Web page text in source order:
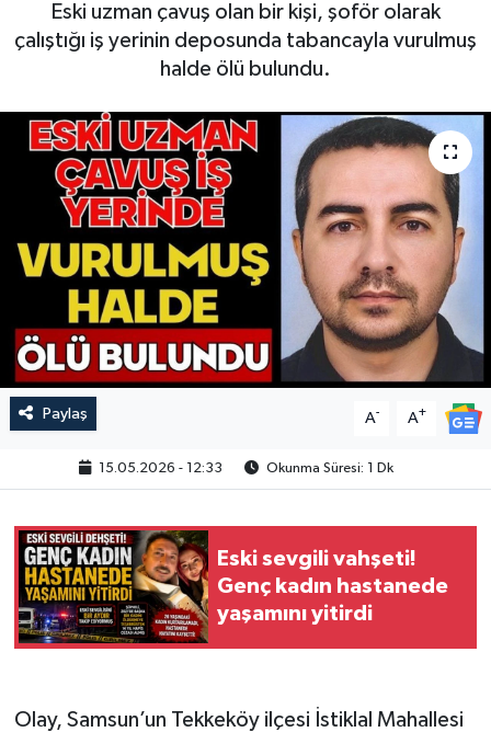
Eski uzman çavuş olan bir kişi, şoför olarak
çalıştığı iş yerinin deposunda tabancayla vurulmuş
halde ölü bulundu.
Paylaş A- A+
15.05.2026 - 12:33 Okunma Süresi: 1 Dk
Eski sevgili vahşeti!
Genç kadın hastanede
yaşamını yitirdi
Olay, Samsun’un Tekkeköy ilçesi İstiklal Mahallesi